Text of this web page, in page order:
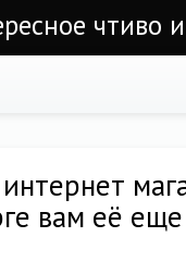
чтиво
вам её